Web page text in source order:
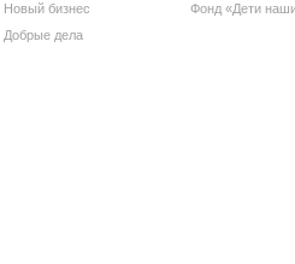
Новый бизнес
Добрые дела
Фонд «Дети